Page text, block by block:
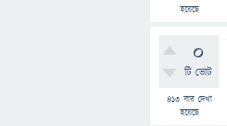
হয়েছে
0
টি ভোট
413বার দেখা
হয়েছে